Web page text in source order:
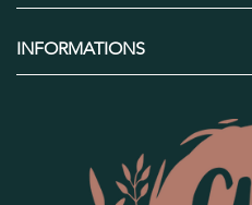
INFORMATIONS